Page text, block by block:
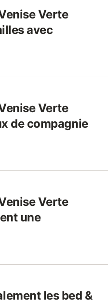
Verte
avec
Verte
de compagnie
Verte
une
les bed &